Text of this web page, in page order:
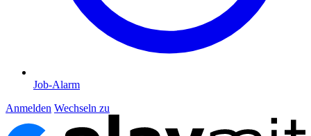
Job-Alarm
Anmelden Wechseln zu